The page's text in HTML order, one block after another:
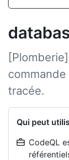
commande
tracée.
Qui peut
CodeQL